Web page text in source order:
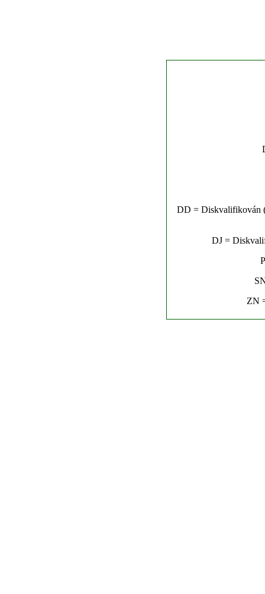
DD = Diskvalifikován
DJ =
ZN